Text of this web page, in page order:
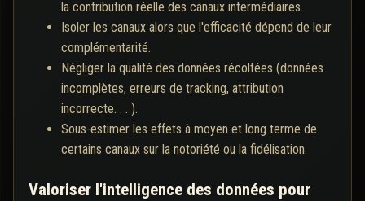
la contribution réelle des canaux intermédiaires.
Isoler les canaux alors que l'efficacité dépend de leur
complémentarité.
Négliger la qualité des données récoltées (données
incomplètes, erreurs de tracking, attribution
incorrecte. . . ).
Sous-estimer les effets à moyen et long terme de
certains canaux sur la notoriété ou la fidélisation.
Valoriser l'intelligence des données pour